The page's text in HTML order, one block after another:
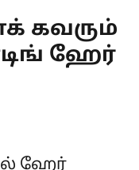
கவரும்
ஹேர்
ஹேர்